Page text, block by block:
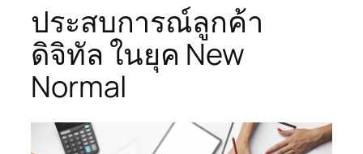
ประสบการณ์ลูกค้า
ดิจิทัล ในยุค New
Normal